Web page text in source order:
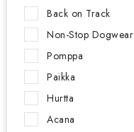
Back on Track
Non-Stop Dogwear
Pomppa
Paikka
Hurtta
Acana